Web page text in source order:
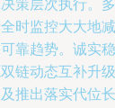
策层次执行。
时监控大大地
靠趋势。诚实
链动态互补升
推出落实代位